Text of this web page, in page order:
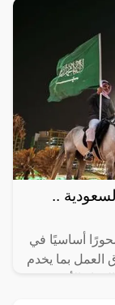
..
أساسيًا في
العمل بما يخدم